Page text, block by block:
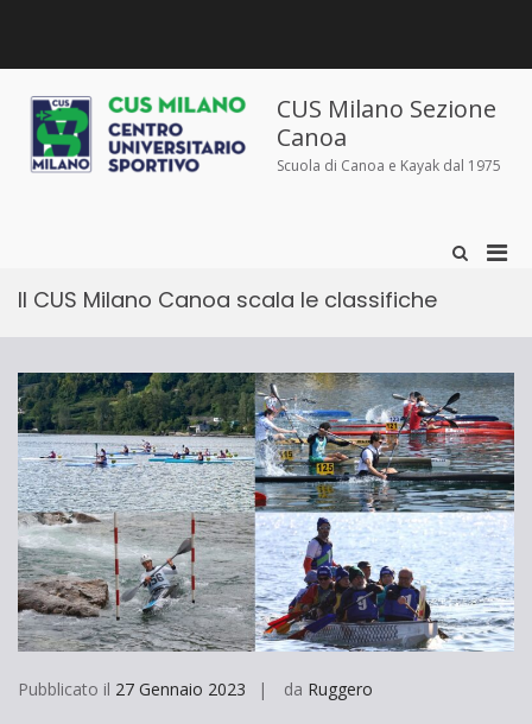
siamo
siamo
e
iscrizioni
sportivo
CUS Milano Sezione
Canoa
Scuola di Canoa e Kayak dal 1975
Mostra
Il CUS Milano Canoa scala le classifiche
Pubblicato il 27 Gennaio 2023 da Ruggero